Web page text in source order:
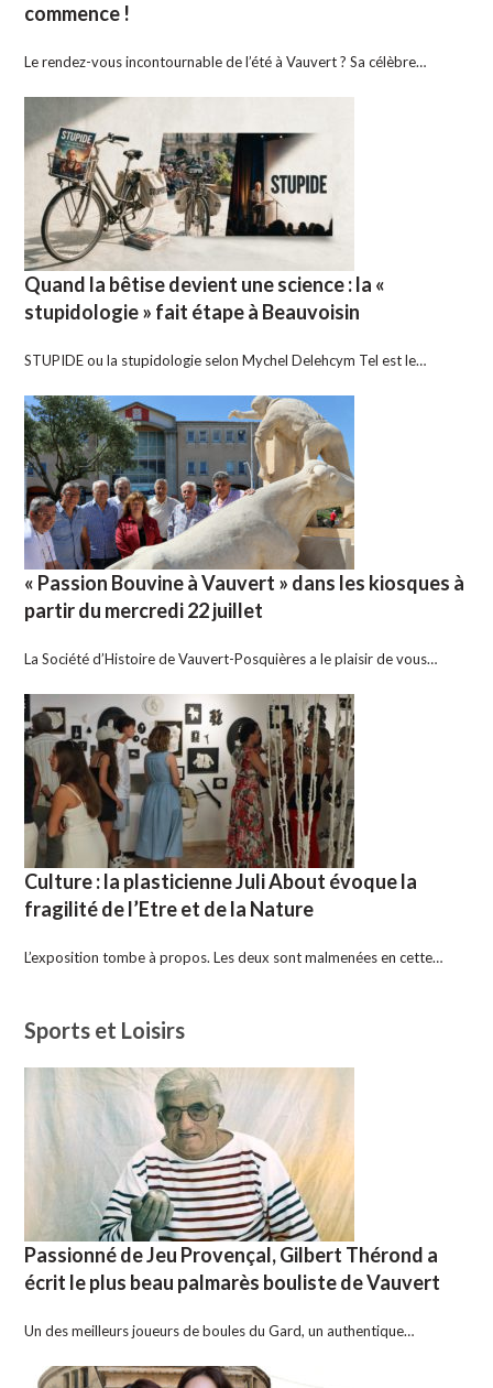
commence !
Le rendez-vous incontournable de l’été à Vauvert ? Sa célèbre…
Quand la bêtise devient une science : la «
stupidologie » fait étape à Beauvoisin
STUPIDE ou la stupidologie selon Mychel Delehcym Tel est le…
« Passion Bouvine à Vauvert » dans les kiosques à
partir du mercredi 22 juillet
La Société d’Histoire de Vauvert-Posquières a le plaisir de vous…
Culture : la plasticienne Juli About évoque la
fragilité de l’Etre et de la Nature
L’exposition tombe à propos. Les deux sont malmenées en cette…
Sports et Loisirs
Passionné de Jeu Provençal, Gilbert Thérond a
écrit le plus beau palmarès bouliste de Vauvert
Un des meilleurs joueurs de boules du Gard, un authentique…